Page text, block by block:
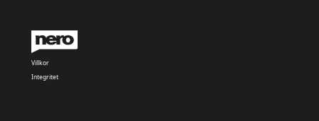
Villkor
Integritet